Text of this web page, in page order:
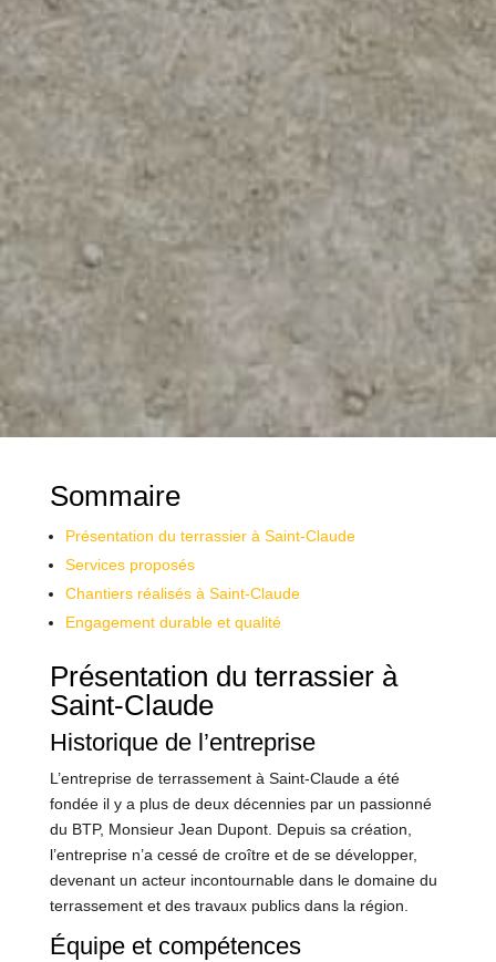
Sommaire
Présentation du terrassier à Saint-Claude
Services proposés
Chantiers réalisés à Saint-Claude
Engagement durable et qualité
Présentation du terrassier à
Saint-Claude
Historique de l’entreprise
L’entreprise de terrassement à Saint-Claude a été
fondée il y a plus de deux décennies par un passionné
du BTP, Monsieur Jean Dupont. Depuis sa création,
l’entreprise n’a cessé de croître et de se développer,
devenant un acteur incontournable dans le domaine du
terrassement et des travaux publics dans la région.
Équipe et compétences